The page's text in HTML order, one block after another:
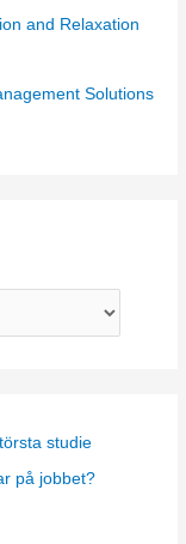
and Relaxation
Solutions
studie
på jobbet?